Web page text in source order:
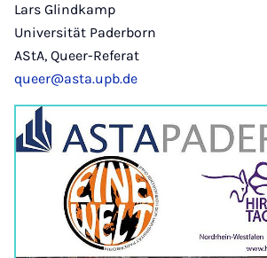
Lars Glindkamp
Universität Paderborn
AStA, Queer-Referat
queer@asta.upb.de